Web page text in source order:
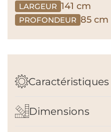
LARGEUR 141 cm
PROFONDEUR 85 cm
Caractéristiques
Dimensions